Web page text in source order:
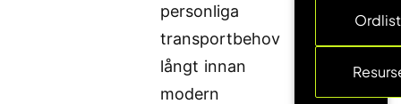
personliga
transportbehov
långt innan
modern